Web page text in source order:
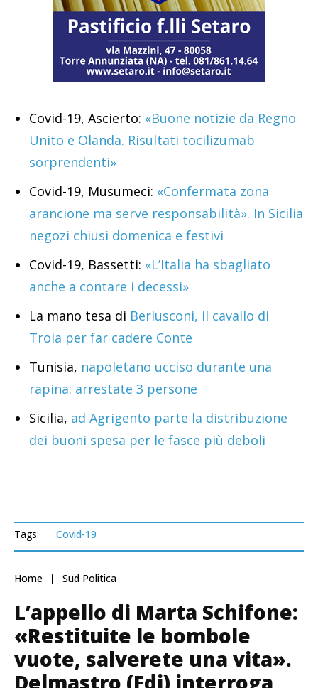
Covid-19, Ascierto: «Buone notizie da Regno
Unito e Olanda. Risultati tocilizumab
sorprendenti»
Covid-19, Musumeci: «Confermata zona
arancione ma serve responsabilità». In Sicilia
negozi chiusi domenica e festivi
Covid-19, Bassetti: «L’Italia ha sbagliato
anche a contare i decessi»
La mano tesa di Berlusconi, il cavallo di
Troia per far cadere Conte
Tunisia, napoletano ucciso durante una
rapina: arrestate 3 persone
Sicilia, ad Agrigento parte la distribuzione
dei buoni spesa per le fasce più deboli
Tags: Covid-19
Home Sud Politica
L’appello di Marta Schifone:
«Restituite le bombole
vuote, salverete una vita».
Delmastro (Fdi) interroga